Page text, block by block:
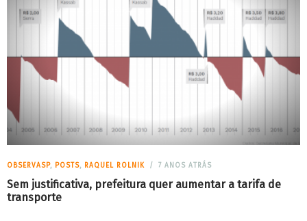
OBSERVASP, POSTS, RAQUEL ROLNIK 7 ANOS ATRÁS
Sem justificativa, prefeitura quer aumentar a tarifa de
transporte